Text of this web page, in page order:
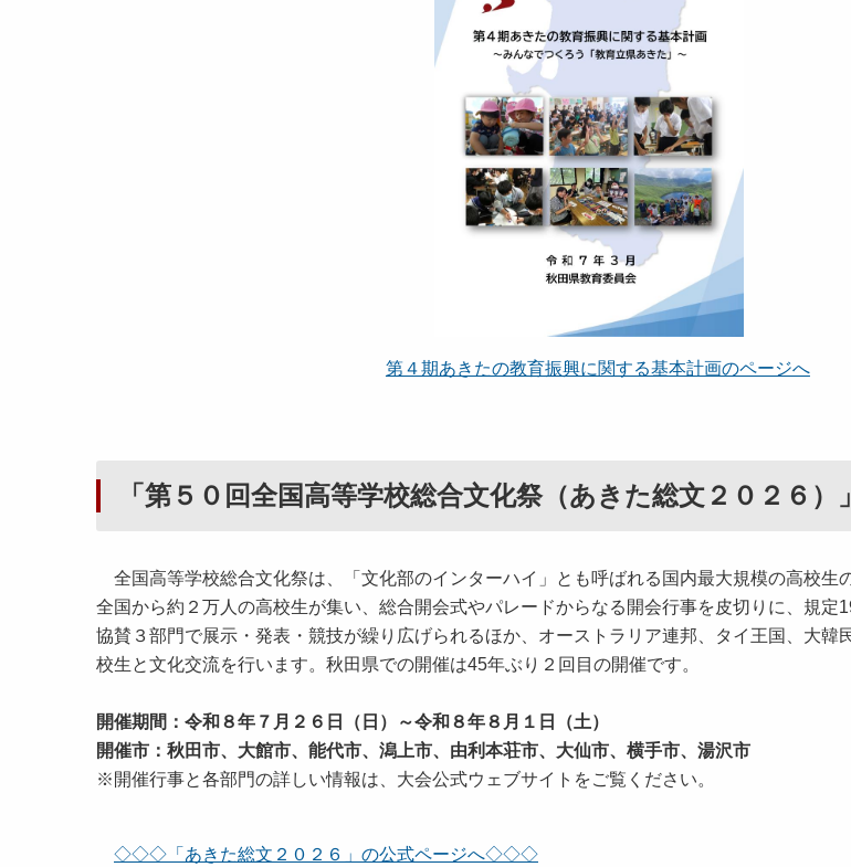
第４期あきたの教育振興に関する基本計画のページへ
「第５０回全国高等学校総合文化祭（あきた総文２０２６）
全国高等学校総合文化祭は、「文化部のインターハイ」とも呼ばれる国内最大規模の高校生
全国から約２万人の高校生が集い、総合開会式やパレードからなる開会行事を皮切りに、規定
協賛３部門で展示・発表・競技が繰り広げられるほか、オーストラリア連邦、タイ王国、大韓
校生と文化交流を行います。秋田県での開催は45年ぶり２回目の開催です。
開催期間：令和８年７月２６日（日）～令和８年８月１日（土）
開催市：秋田市、大館市、能代市、潟上市、由利本荘市、大仙市、横手市、湯沢市
※開催行事と各部門の詳しい情報は、大会公式ウェブサイトをご覧ください。
◇◇◇「あきた総文２０２６」の公式ページへ◇◇◇